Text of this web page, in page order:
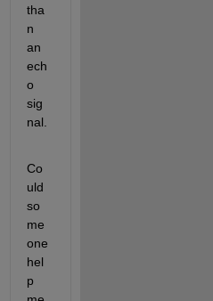
tha
n
an
ech
o
sig
nal.
Co
uld
so
me
one
hel
p